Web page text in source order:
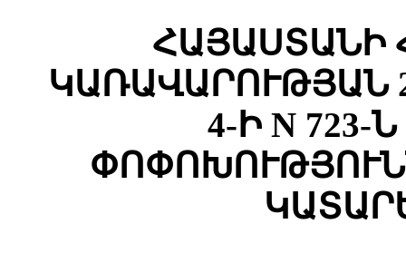
ՀԱՅԱՍՏԱՆԻ
ԿԱՌԱՎԱՐՈՒԹՅԱՆ
4-Ի N